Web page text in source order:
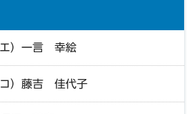
）一言 幸絵
）藤吉 佳代子